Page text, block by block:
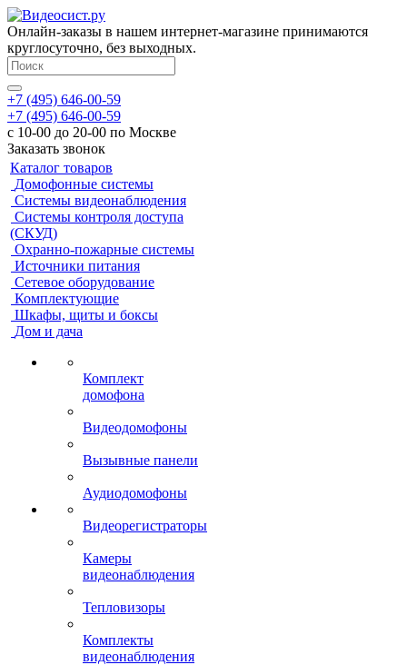
Онлайн-заказы в нашем интернет-магазине принимаются
круглосуточно, без выходных.
+7 (495) 646-00-59
+7 (495) 646-00-59
с 10-00 до 20-00 по Москве
Заказать звонок
Каталог товаров
Домофонные системы
Системы видеонаблюдения
Системы контроля доступа
(СКУД)
Охранно-пожарные системы
Источники питания
Сетевое оборудование
Комплектующие
Шкафы, щиты и боксы
Дом и дача
Комплект
домофона
Видеодомофоны
Вызывные панели
Аудиодомофоны
Видеорегистраторы
Камеры
видеонаблюдения
Тепловизоры
Комплекты
видеонаблюдения